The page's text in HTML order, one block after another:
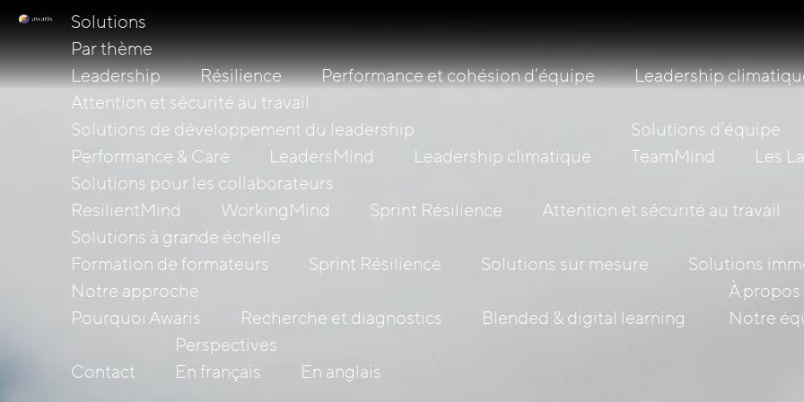
Solutions
Par thème
Leadership
Résilience Performance et cohésion d’équipe Leadership
Attention et sécurité au travail
Solutions de développement du leadership
Performance & Care
LeadersMind Leadership climatique
Solutions d’équipe
TeamMind
Les
Solutions pour les collaborateurs
ResilientMind
WorkingMind Sprint Résilience
Attention et sécurité au travail
Solutions à grande échelle
Formation de formateurs
Sprint Résilience Solutions sur mesure
Solutions
Notre approche
Pourquoi Awaris
Recherche et diagnostics Blended & digital learning
À propos
Notre
Contact
Perspectives
En français
En anglais